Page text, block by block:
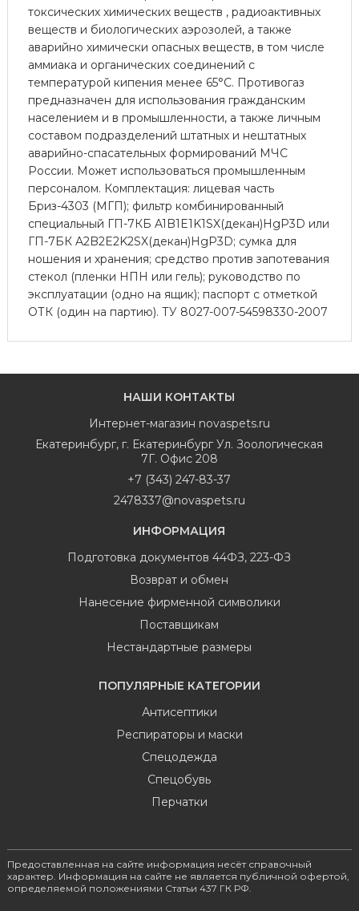
токсических химических веществ , радиоактивных
веществ и биологических аэрозолей, а также
аварийно химически опасных веществ, в том числе
аммиака и органических соединений с
температурой кипения менее 65°С. Противогаз
предназначен для использования гражданским
населением и в промышленности, а также личным
составом подразделений штатных и нештатных
аварийно-спасательных формирований МЧС
России. Может использоваться промышленным
персоналом. Комплектация: лицевая часть
Бриз-4303 (МГП); фильтр комбинированный
специальный ГП-7КБ A1B1E1K1SX(декан)HgP3D или
ГП-7БК A2B2E2K2SX(декан)HgP3D; сумка для
ношения и хранения; средство против запотевания
стекол (пленки НПН или гель); руководство по
эксплуатации (одно на ящик); паспорт с отметкой
ОТК (один на партию). ТУ 8027-007-54598330-2007
НАШИ КОНТАКТЫ
Интернет-магазин novaspets.ru
Екатеринбург, г. Екатеринбург Ул. Зоологическая
7Г. Офис 208
+7 (343) 247-83-37
2478337@novaspets.ru
ИНФОРМАЦИЯ
Подготовка документов 44ФЗ, 223-ФЗ
Возврат и обмен
Нанесение фирменной символики
Поставщикам
Нестандартные размеры
ПОПУЛЯРНЫЕ КАТЕГОРИИ
Антисептики
Респираторы и маски
Спецодежда
Спецобувь
Перчатки
Предоставленная на сайте информация несёт справочный
характер. Информация на сайте не является публичной офертой,
определяемой положениями Статьи 437 ГК РФ.